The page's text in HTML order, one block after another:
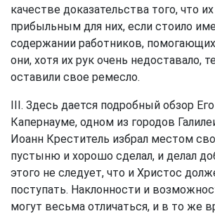
качестве доказательства того, что
прибыльным для них, если стоило
содержании работников,
они, хотя их рук очень недоставало,
оставили свое ремесло.
III. Здесь дается подробный обзор
Капернауме, одном из городов
Иоанн Креститель избрал местом
пустыню и хорошо сделал, и делал
этого не следует, что и Христос
поступать. Наклонности и
могут весьма отличаться, и в то же